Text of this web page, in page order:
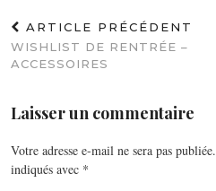
ARTICLE PRÉCÉDENT
WISHLIST DE RENTRÉE –
ACCESSOIRES
Laisser un commentaire
Votre adresse e-mail ne sera pas publiée.
indiqués avec *